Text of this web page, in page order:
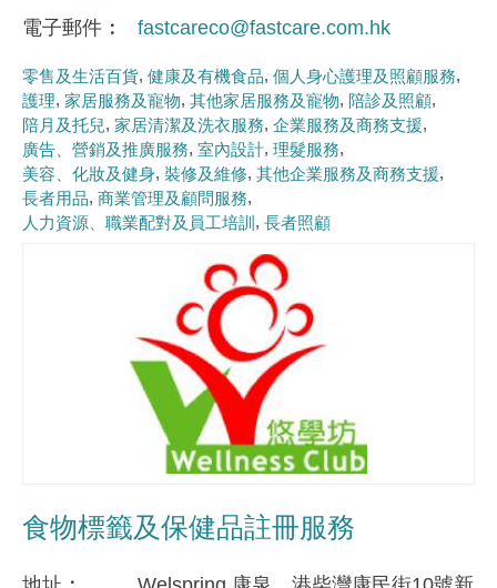
電子郵件 fastcareco@fastcare.com.hk
零售及生活百貨 健康及有機食品 個人身心護理及照顧服務
護理 家居服務及寵物 其他家居服務及寵物 陪診及照顧
陪月及托兒 家居清潔及洗衣服務 企業服務及商務支援
廣告、營銷及推廣服務 室內設計 理髮服務
美容、化妝及健身 裝修及維修 其他企業服務及商務支援
長者用品 商業管理及顧問服務
人力資源、職業配對及員工培訓
長者照顧
食物標籤及保健品註冊服務